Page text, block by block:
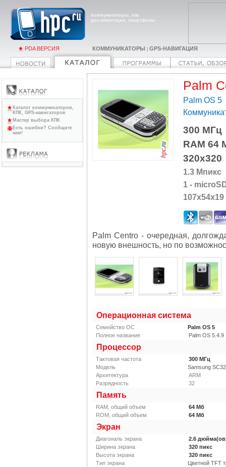
коммуникаторы, кпк
gps-навигация, смартфоны
PDA ВЕРСИЯ КОММУНИКАТОРЫ GPS-НАВИГАЦИЯ
Palm
Palm OS 5
300 МГц
RAM 64
320x320
1.3 Мпикс
1 -
Palm Centro- очередная,
новую внешность, но по
Операционная система
Семейство ОС
Palm OS 5
Полное название
Palm OS 5.4.9
Процессор
Тактовая частота 300 МГц
Модель
Samsung
Архитектура
ARM
Разрядность
32
Память
RAM, общий объем 64 Мб
ROM, общий объем
64 Мб
Экран
Диагональ экрана 2.6
Ширина экрана
320 пикс
Высота экрана
320 пикс
Тип экрана
Цветной TFT
Каталог коммуникаторов,
КПК, GPS-навигаторов
Мастер выбора КПК
Есть ошибки? Сообщите
нам!